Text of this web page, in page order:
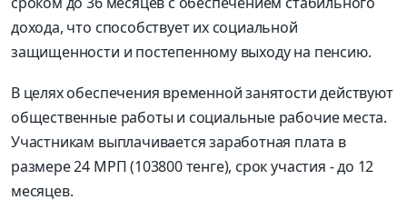
дохода, что способствует их социальной
защищенности и постепенному выходу на пенсию.
В целях обеспечения временной занятости действуют
общественные работы и социальные рабочие места.
Участникам выплачивается заработная плата в
размере 24 МРП (103800 тенге), срок участия - до 12
месяцев.